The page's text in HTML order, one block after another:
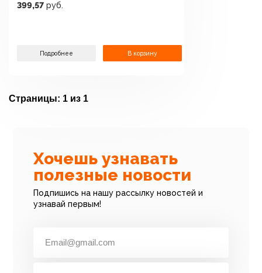
399,57 руб.
Подробнее В корзину
Страницы: 1 из 1
Хочешь узнавать
полезные новости
Подпишись на нашу рассылку новостей и
узнавай первым!